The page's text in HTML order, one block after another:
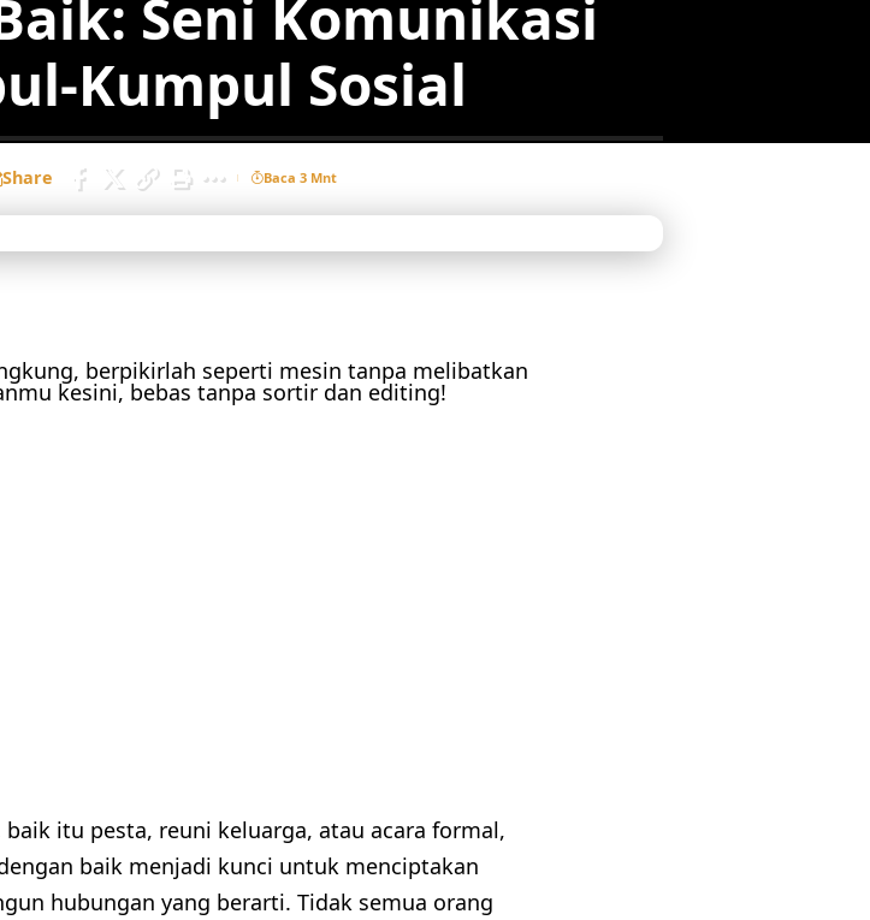
Seni Komunikasi
Kumpul Sosial
Share Baca 3 Mnt
berpikirlah seperti mesin tanpa melibatkan
kesini, bebas tanpa sortir dan editing!
itu pesta, reuni keluarga, atau acara formal,
baik menjadi kunci untuk menciptakan
hubungan yang berarti. Tidak semua orang